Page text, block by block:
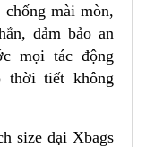
mài mòn,
đảm bảo an
mọi tác động
thời tiết không
size đại Xbags